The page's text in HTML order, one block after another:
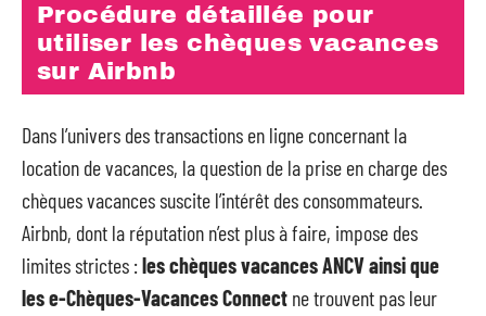
Procédure détaillée pour
utiliser les chèques vacances
sur Airbnb
Dans l’univers des transactions en ligne concernant la
location de vacances, la question de la prise en charge des
chèques vacances suscite l’intérêt des consommateurs.
Airbnb, dont la réputation n’est plus à faire, impose des
limites strictes :les chèques vacances ANCV ainsi que
les e-Chèques-Vacances Connect ne trouvent pas leur